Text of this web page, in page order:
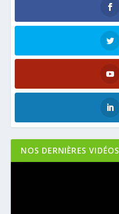
NOS DERNIÈRES VIDÉOS